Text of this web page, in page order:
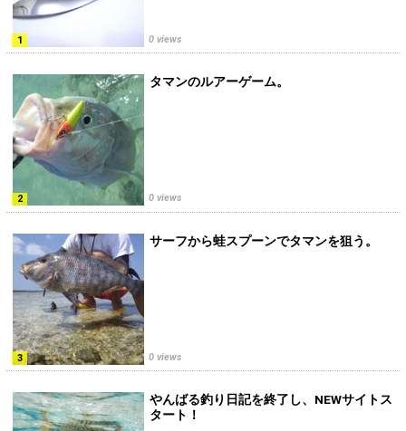
0 views
タマンのルアーゲーム。
0 views
サーフから蛙スプーンでタマンを狙う。
0 views
やんばる釣り日記を終了し、NEWサイトス
タート！